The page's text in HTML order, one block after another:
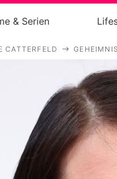
Filme &
Familie
& Serien
CATTERFELD